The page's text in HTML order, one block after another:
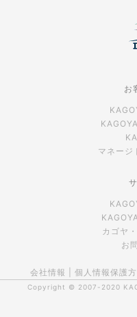
お
マネージ
カゴヤ
お
会社情報 個人情報保護
Copyright © 2007-2020